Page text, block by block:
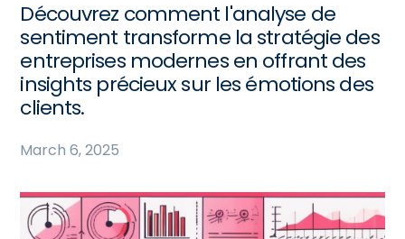
Découvrez comment l'analyse de
sentiment transforme la stratégie des
entreprises modernes en offrant des
insights précieux sur les émotions des
clients.
March 6, 2025